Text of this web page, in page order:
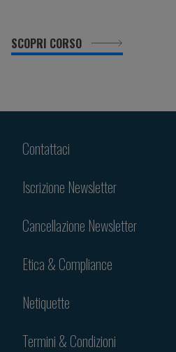
SCOPRI CORSO
Contattaci
Iscrizione Newsletter
Cancellazione Newsletter
Etica & Compliance
Netiquette
Termini & Condizioni